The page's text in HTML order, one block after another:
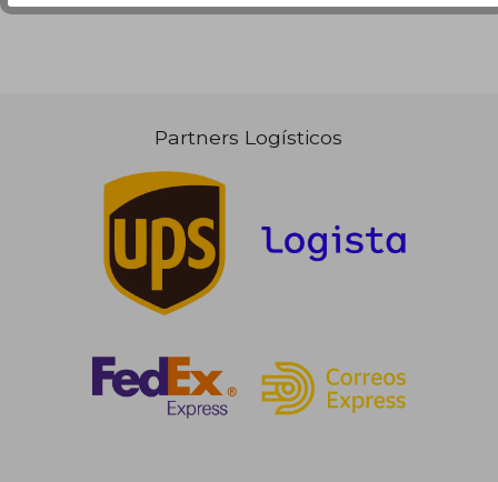
Partners Logísticos